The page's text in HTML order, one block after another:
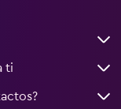
ti